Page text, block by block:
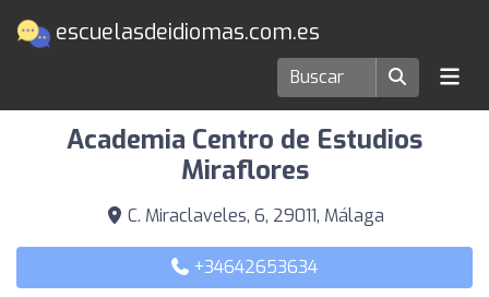
escuelasdeidiomas.com.es
Escuelas de idiomas en Málaga
Academia Centro de Estudios
Miraflores
C. Miraclaveles, 6, 29011, Málaga
+34642653634